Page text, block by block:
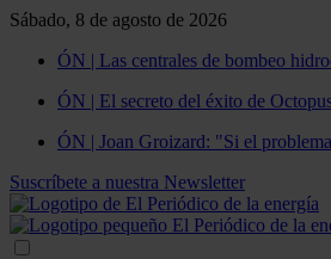
Sábado, 8 de agosto de 2026
ÓN | Las centrales de bombeo
ÓN | El secreto del éxito de
ÓN | Joan Groizard: "Si el
Suscríbete a nuestra Newsletter